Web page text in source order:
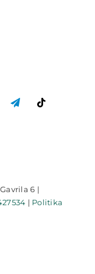
6 |
| Politika